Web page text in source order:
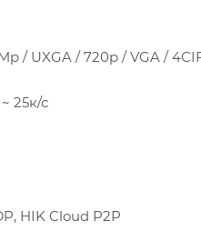
UXGA / 720p / VGA / 4CIF
25к/с
HIK Cloud P2P